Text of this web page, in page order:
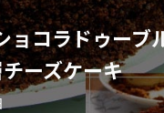
ョコラドゥーブ
ーズケーキ